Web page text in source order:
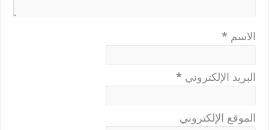
الاسم *
البريد الإلكتروني *
الموقع الإلكتروني